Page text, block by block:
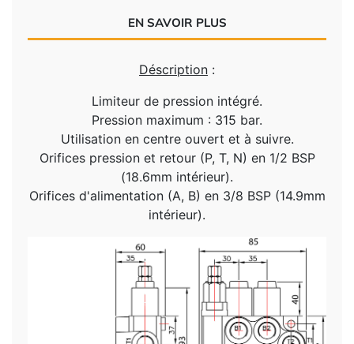
EN SAVOIR PLUS
Déscription :
Limiteur de pression intégré.
Pression maximum : 315 bar.
Utilisation en centre ouvert et à suivre.
Orifices pression et retour (P, T, N) en 1/2 BSP
(18.6mm intérieur).
Orifices d'alimentation (A, B) en 3/8 BSP (14.9mm
intérieur).